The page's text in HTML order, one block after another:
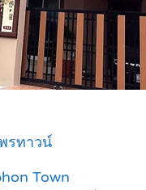
รทาวน์
Town